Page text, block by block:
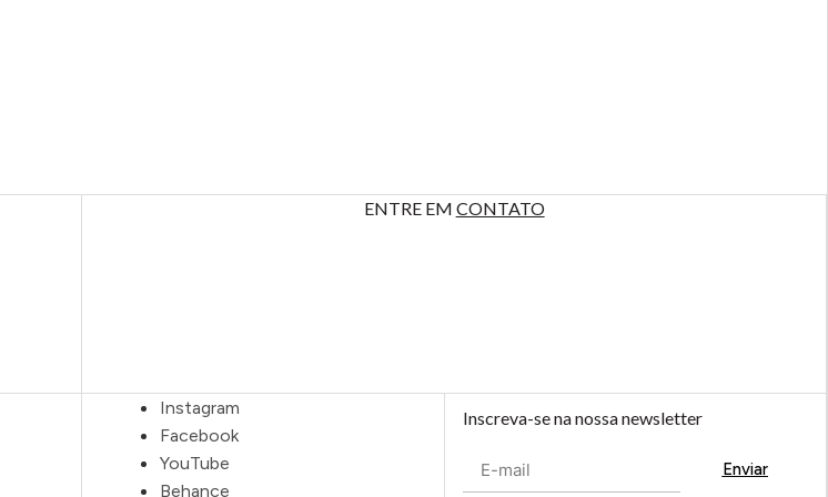
ENTRE EM CONTATO
Instagram
Facebook
YouTube
Behance
Inscreva-se na nossa newsletter
Enviar